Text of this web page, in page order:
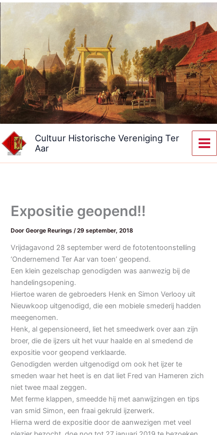
Ga
naar
Cultuur Historische Vereniging Ter
Aar
Expositie geopend!!
DoorGeorge Reurings /29 september, 2018
Vrijdagavond 28 september werd de fototentoonstelling
‘Ondernemend Ter Aar van toen’ geopend.
Een klein gezelschap genodigden was aanwezig bij de
handelingsopening.
Hiertoe waren de gebroeders Henk en Simon Verlooy uit
Nieuwkoop uitgenodigd, die een mobiele smederij hadden
meegenomen.
Henk, al gepensioneerd, liet het smeedwerk over aan zijn
broer, die de ijzers uit het vuur haalde en al smedend de
expositie voor geopend verklaarde.
Genodigden werden uitgenodigd om ook het ijzer te
smeden waar het heet is en dat liet Fred van Hameren zich
niet twee maal zeggen.
Met ferme klappen, smeedde hij met aanwijzingen en tips
van smid Simon, een fraai gekruld ijzerwerk.
Hierna werd de expositie door de aanwezigen met veel